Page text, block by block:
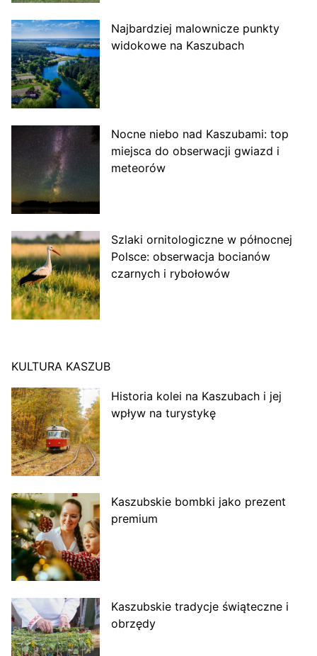
Najbardziej malownicze punkty
widokowe na Kaszubach
Nocne niebo nad Kaszubami: top
miejsca do obserwacji gwiazd i
meteorów
Szlaki ornitologiczne w północnej
Polsce: obserwacja bocianów
czarnych i rybołowów
KULTURA KASZUB
Historia kolei na Kaszubach i jej
wpływ na turystykę
Kaszubskie bombki jako prezent
premium
Kaszubskie tradycje świąteczne i
obrzędy